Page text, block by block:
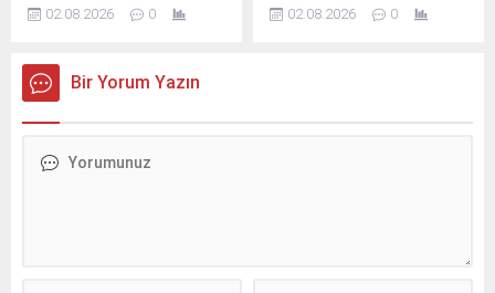
yayılmadan...
saatlerinde Nusaybin
Mahallesi mevkisindeki
uluslararası İpekyolu’nda
plakalı kek yüklü TIR,
02.08.2026 0
yaşındaki genç yaşamını
02.08.2026 0
Bir Yorum Yazın